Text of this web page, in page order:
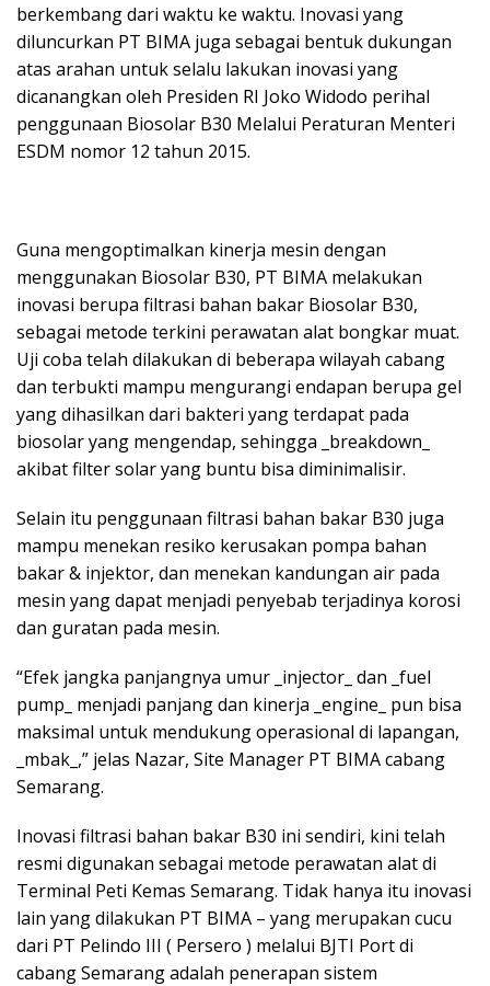
berkembang dari waktu ke waktu. Inovasi yang
diluncurkan PT BIMA juga sebagai bentuk dukungan
atas arahan untuk selalu lakukan inovasi yang
dicanangkan oleh Presiden RI Joko Widodo perihal
penggunaan Biosolar B30 Melalui Peraturan Menteri
ESDM nomor 12 tahun 2015.
Guna mengoptimalkan kinerja mesin dengan
menggunakan Biosolar B30, PT BIMA melakukan
inovasi berupa filtrasi bahan bakar Biosolar B30,
sebagai metode terkini perawatan alat bongkar muat.
Uji coba telah dilakukan di beberapa wilayah cabang
dan terbukti mampu mengurangi endapan berupa gel
yang dihasilkan dari bakteri yang terdapat pada
biosolar yang mengendap, sehingga _breakdown_
akibat filter solar yang buntu bisa diminimalisir.
Selain itu penggunaan filtrasi bahan bakar B30 juga
mampu menekan resiko kerusakan pompa bahan
bakar & injektor, dan menekan kandungan air pada
mesin yang dapat menjadi penyebab terjadinya korosi
dan guratan pada mesin.
“Efek jangka panjangnya umur _injector_ dan _fuel
pump_ menjadi panjang dan kinerja _engine_ pun bisa
maksimal untuk mendukung operasional di lapangan,
_mbak_,” jelas Nazar, Site Manager PT BIMA cabang
Semarang.
Inovasi filtrasi bahan bakar B30 ini sendiri, kini telah
resmi digunakan sebagai metode perawatan alat di
Terminal Peti Kemas Semarang. Tidak hanya itu inovasi
lain yang dilakukan PT BIMA – yang merupakan cucu
dari PT Pelindo III ( Persero ) melalui BJTI Port di
cabang Semarang adalah penerapan sistem